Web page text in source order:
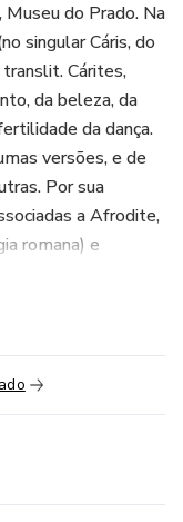
do Prado. Na
singular Cáris, do
translit. Cárites,
da beleza, da
da dança.
versões, e de
Por sua
a Afrodite,
romana) e
pelas
deusas da
nas diferentes
só Cárite,
Tália - a que faz